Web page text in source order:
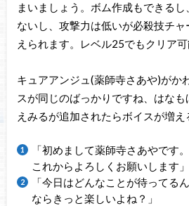
まいましょう。ボム作成もできるし
ないし、攻撃力は低いが必殺技チ
えられます。レベル25でもクリア可
キュアアンジュ(薬師寺さあや)がか
スが同じのばっかりですね、はな
えみるが追加されたらボイスが増え
「初めまして薬師寺さあやです
これからよろしくお願いします」
「今日はどんなことが待ってる
ならきっと楽しいよね？」